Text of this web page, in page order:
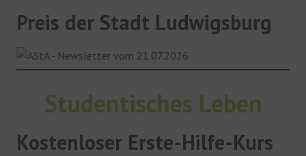
Preis der Stadt Ludwigsburg
Studentisches Leben
Kostenloser Erste-Hilfe-Kurs